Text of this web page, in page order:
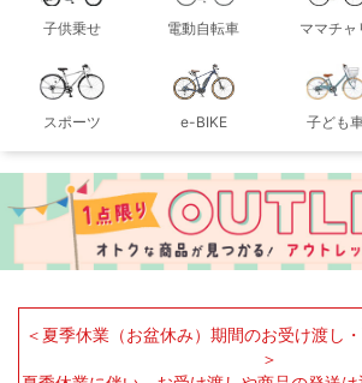
子供乗せ 電動自転車 ママチャ
スポーツ e-BIKE 子ども
＜夏季休業（お盆休み）期間のお受け渡し
＞